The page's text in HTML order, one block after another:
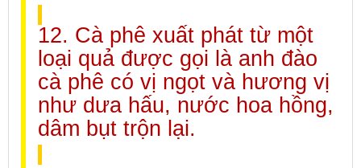
12. Cà phê xuất phát từ một
loại quả được gọi là anh đào
cà phê có vị ngọt và hương vị
như dưa hấu, nước hoa hồng,
dâm bụt trộn lại.